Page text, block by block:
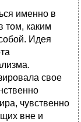
именно в
том, каким
Идея
свое
чувственно
вне и